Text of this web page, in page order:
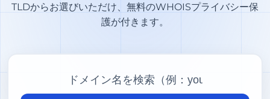
TLDからお選びいただけ、無料のWHOISプライバシー保
護が付きます。